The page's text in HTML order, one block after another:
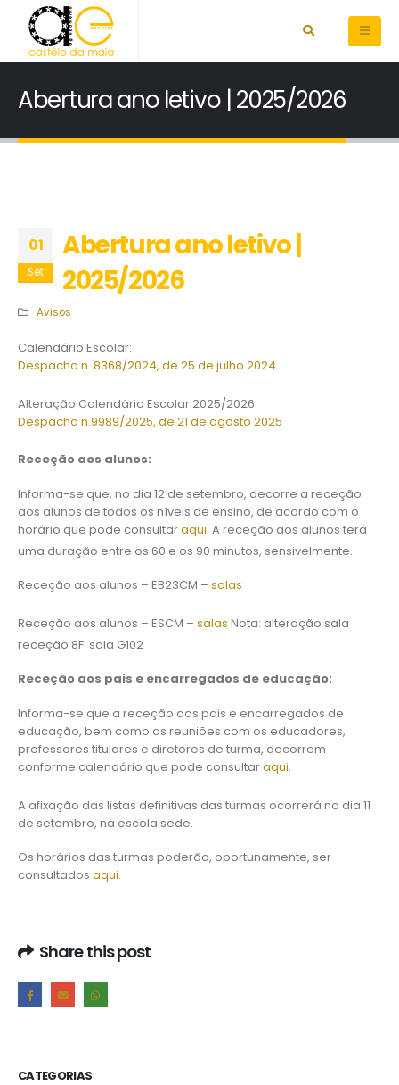
Abertura ano letivo | 2025/2026
01
Set
Abertura ano letivo |
2025/2026
Avisos
Calendário Escolar:
Despacho n. 8368/2024, de 25 de julho 2024
Alteração Calendário Escolar 2025/2026:
Despacho n.9989/2025, de 21 de agosto 2025
Receção aos alunos:
Informa-se que, no dia 12 de setembro, decorre a receção
aos alunos de todos os níveis de ensino, de acordo com o
horário que pode consultaraqui. A receção aos alunos terá
uma duração entre os 60 e os 90 minutos, sensivelmente.
Receção aos alunos – EB23CM – salas
Receção aos alunos – ESCM – salas Nota: alteração sala
receção 8F: sala G102
Receção aos pais e encarregados de educação:
Informa-se que a receção aos pais e encarregados de
educação, bem como as reuniões com os educadores,
professores titulares e diretores de turma, decorrem
conforme calendário que pode consultaraqui.
A afixação das listas definitivas das turmas ocorrerá no dia 11
de setembro, na escola sede.
Os horários das turmas poderão, oportunamente, ser
consultados aqui.
Share this post
CATEGORIAS